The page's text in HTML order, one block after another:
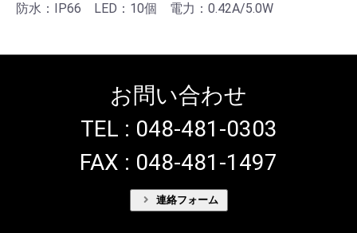
防水：IP66 LED：10個 電力：0.42A/5.0W
お問い合わせ
TEL : 048-481-0303
FAX : 048-481-1497
連絡フォーム